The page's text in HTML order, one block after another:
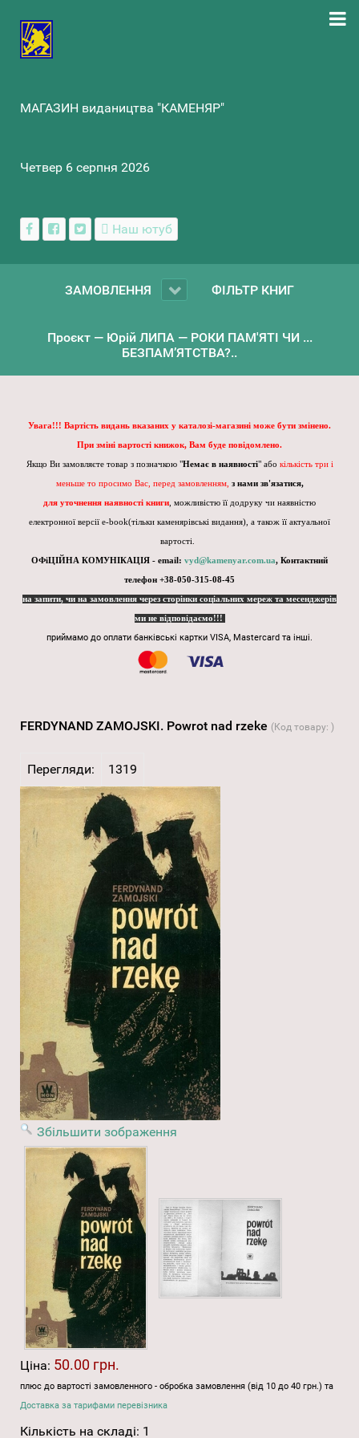
МАГАЗИН видаництва "КАМЕНЯР"
Четвер 6 серпня 2026
Наш ютуб
ЗАМОВЛЕННЯ ФІЛЬТР КНИГ
Проєкт — Юрій ЛИПА — РОКИ ПАМ'ЯТІ ЧИ ...
БЕЗПАМ’ЯТСТВА?..
Увага!!! Вартість видань вказаних у каталозі-магазині може бути змінено.
При зміні вартості книжок, Вам буде повідомлено.
Якщо Ви замовляєте товар з позначкою "Немає в наявності" або кількість три і
меньше то просимо Вас, перед замовленням, з нами зв'язатися,
для уточнення наявності книги , можливістю її додруку чи наявністю
електронної версії e-book(тільки каменярівські видання), а також її актуальної
вартості.
ОФіЦІЙНА КОМУНІКАЦІЯ - email: vyd@kamenyar.com.ua, Контактний
телефон +38-050-315-08-45
на запити, чи на замовлення через сторінки соціальних мереж та месенджерів
ми не відповідаємо!!!
приймамо до оплати банківські картки VISA, Mastercard та інші.
FERDYNAND ZAMOJSKI. Powrot nad rzeke (Код товару: )
Перегляди: 1319
Збільшити зображення
Ціна: 50.00 грн.
плюс до вартості замовленного - обробка замовлення (від 10 до 40 грн.) та
Доставка за тарифами перевізника
Кількість на складі: 1